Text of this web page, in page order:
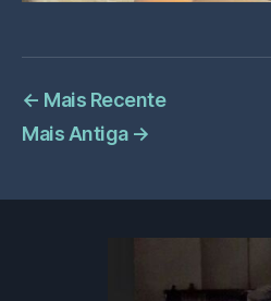
← Mais Recente
Mais Antiga →